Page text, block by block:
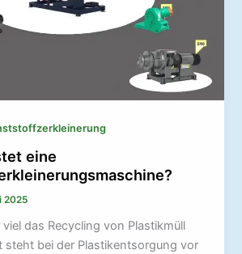
eine
2025
das Recycling von Plastikmüll
steht bei der Plastikentsorgung vor